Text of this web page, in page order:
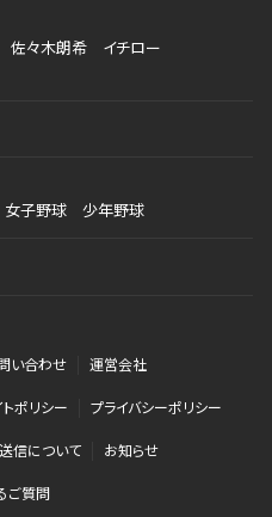
佐々木朗希
イチロー
女子野球 少年野球
い合わせ 運営会社
ポリシー プライバシーポリシー
信について お知らせ
ご質問